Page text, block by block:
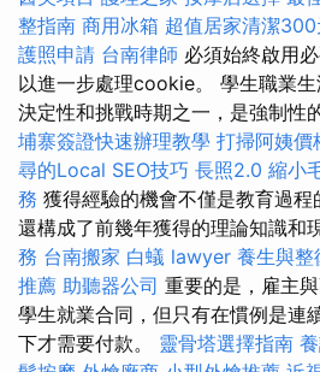
整指南 商用冰箱 超值居家清潔300
護照申請 台南律師 必須始終啟用
以進一步處理cookie。 學生職業
決定性和挑戰時期之一，是強制性
埔寨簽證快速辦理教學 打掃阿姨價
尋的Local SEO技巧 長照2.0 縮小
務 獲得經驗的機會不僅是教育過程
還構成了前幾年獲得的理論知識和
務 台南搬家 白蟻 lawyer 養生與整
推薦 助聽器公司 重要的是，雇主
學生就業合同，但只有在慣例是連
下才需要付款。 靈骨塔選擇指南